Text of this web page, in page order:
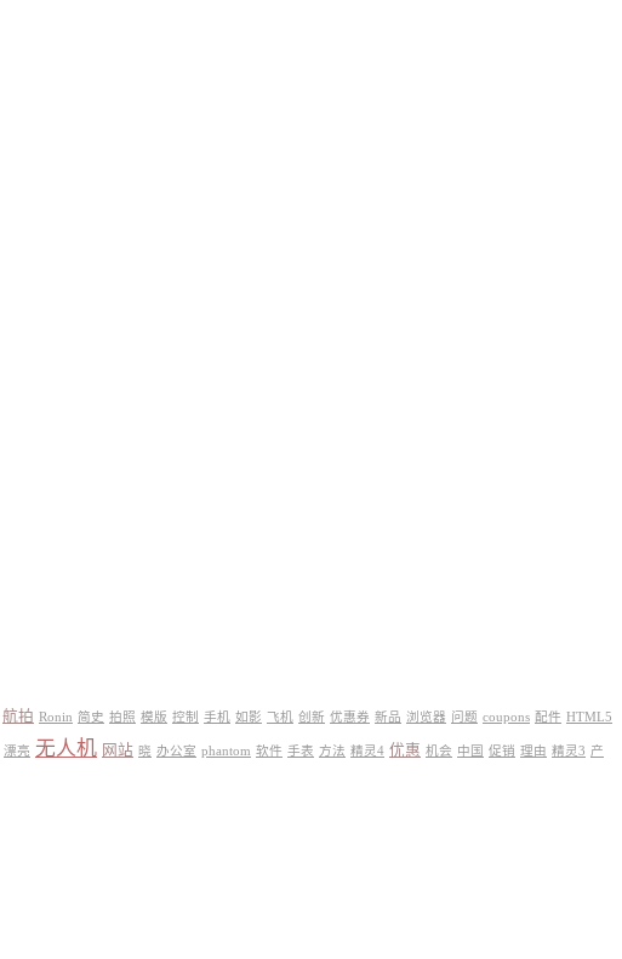
航拍 Ronin 简史 拍照 模版 控制 手机 如影 飞机 创新 优惠券 新品 浏览器 问题 coupons 配件 HTML5
漂亮 无人机 网站 晓 办公室 phantom 软件 手表 方法 精灵4 优惠 机会 中国 促销 理由 精灵3 产